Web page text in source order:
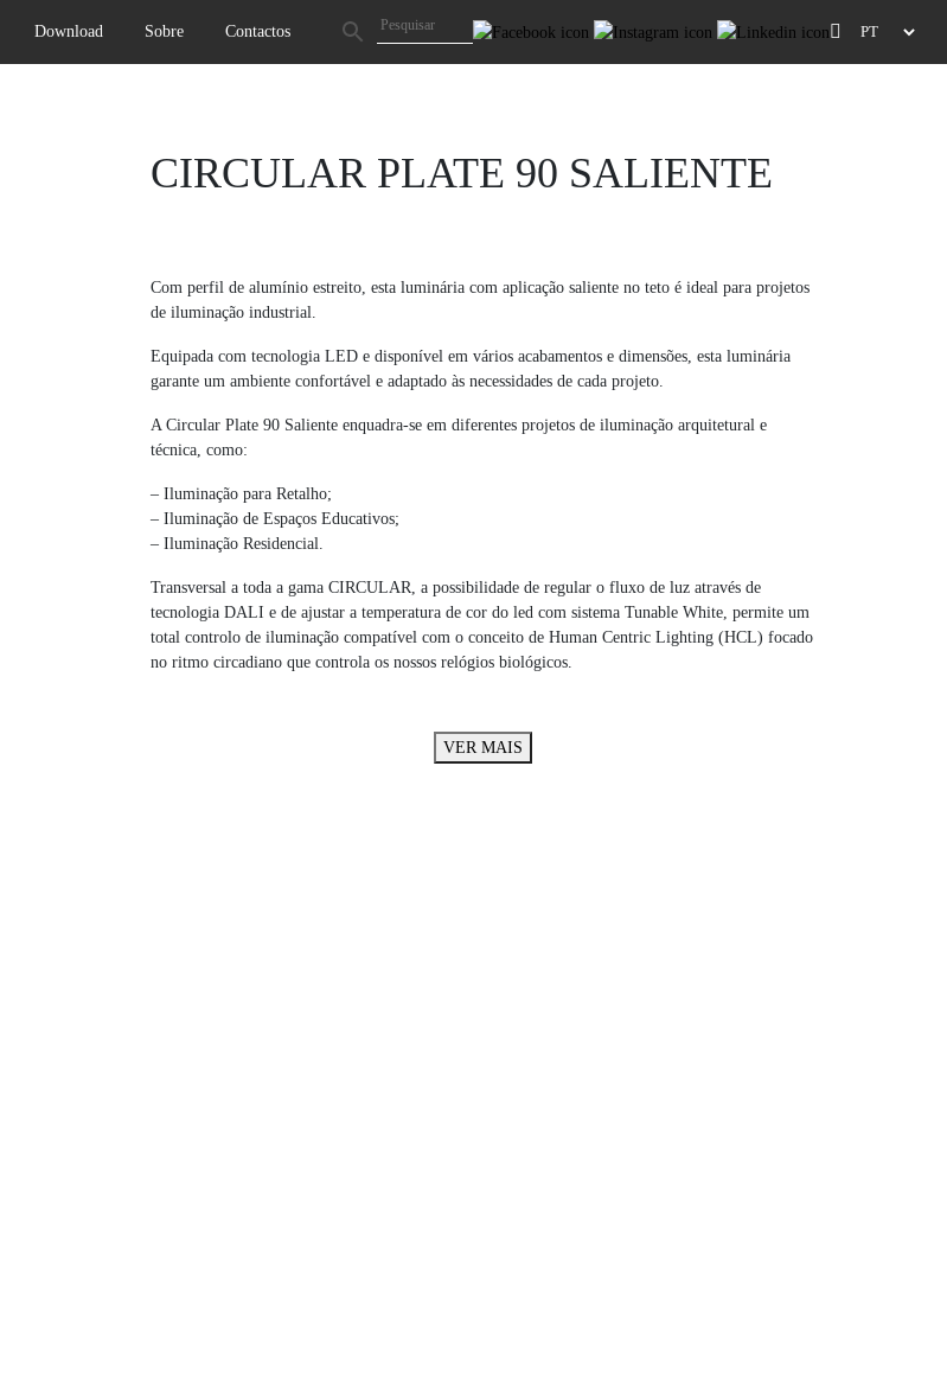
Download Sobre Contactos
CIRCULAR PLATE 90 SALIENTE
Com perfil de alumínio estreito, esta luminária com aplicação saliente no teto é ideal para projetos
de iluminação industrial.
Equipada com tecnologia LED e disponível em vários acabamentos e dimensões, esta luminária
garante um ambiente confortável e adaptado às necessidades de cada projeto.
A Circular Plate 90 Saliente enquadra-se em diferentes projetos de iluminação arquitetural e
técnica, como:
– Iluminação para Retalho;
– Iluminação de Espaços Educativos;
– Iluminação Residencial.
Transversal a toda a gama CIRCULAR, a possibilidade de regular o fluxo de luz através de
tecnologia DALI e de ajustar a temperatura de cor do led com sistema Tunable White, permite um
total controlo de iluminação compatível com o conceito de Human Centric Lighting (HCL) focado
no ritmo circadiano que controla os nossos relógios biológicos.
VER MAIS